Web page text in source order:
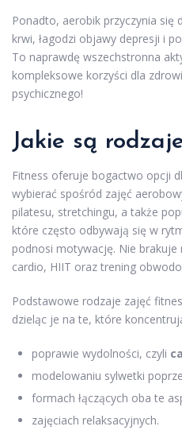
Ponadto, aerobik przyczynia się
krwi, łagodzi objawy depresji i
To naprawdę wszechstronna
kompleksowe korzyści dla
psychicznego!
Jakie są
Fitness oferuje bogactwo opcji
wybierać spośród zajęć
pilatesu, stretchingu, a także
które często odbywają się w
podnosi motywację. Nie brakuje
cardio, HIIT oraz trening
Podstawowe rodzaje zajęć
dzieląc je na te, które
poprawie wydolności, czyli
modelowaniu sylwetki
formach łączących oba te
zajęciach relaksacyjnych.